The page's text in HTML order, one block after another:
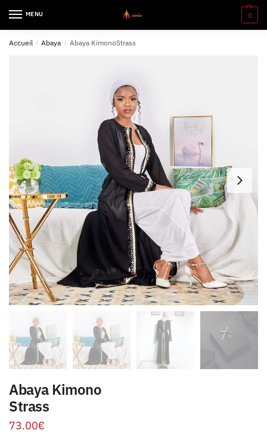
MENU 0
Accueil / Abaya / Abaya KimonoStrass
Abaya Kimono
Strass
73.00€